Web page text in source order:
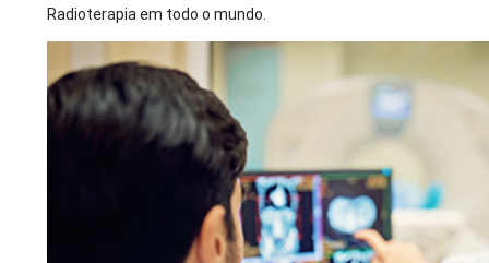
Radioterapia em todo o mundo.